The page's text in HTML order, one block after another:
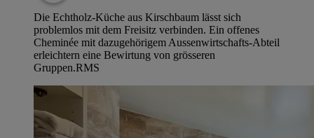
Die Echtholz-Küche aus Kirschbaum lässt sich
problemlos mit dem Freisitz verbinden. Ein offenes
Cheminée mit dazugehörigem Aussenwirtschafts-Abteil
erleichtern eine Bewirtung von grösseren
Gruppen.RMS